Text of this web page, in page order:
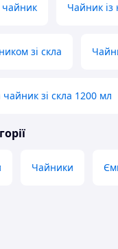
Чайник із
зі скла
зі скла 1200 мл
Чайники